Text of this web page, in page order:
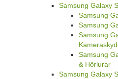
Samsung Galaxy
Samsung
Samsung
Samsung
Samsung
& Hörlurar
Samsung Galaxy